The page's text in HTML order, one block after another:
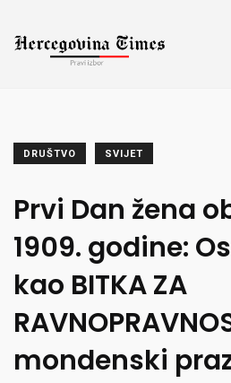
DRUŠTVO SVIJET
Prvi Dan žena
1909. godine:
kao BITKA ZA
mondenski